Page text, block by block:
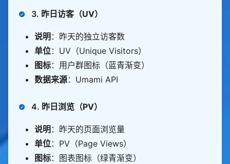
3. 昨日访客（UV）
说明 ：昨天的独立访客数
单位：UV（Unique Visitors）
图标：用户群图标（蓝青渐变）
数据来源：Umami API
4. 昨日浏览（PV）
说明 ：昨天的页面浏览量
单位：PV（Page Views）
图标：图表图标（绿青渐变）